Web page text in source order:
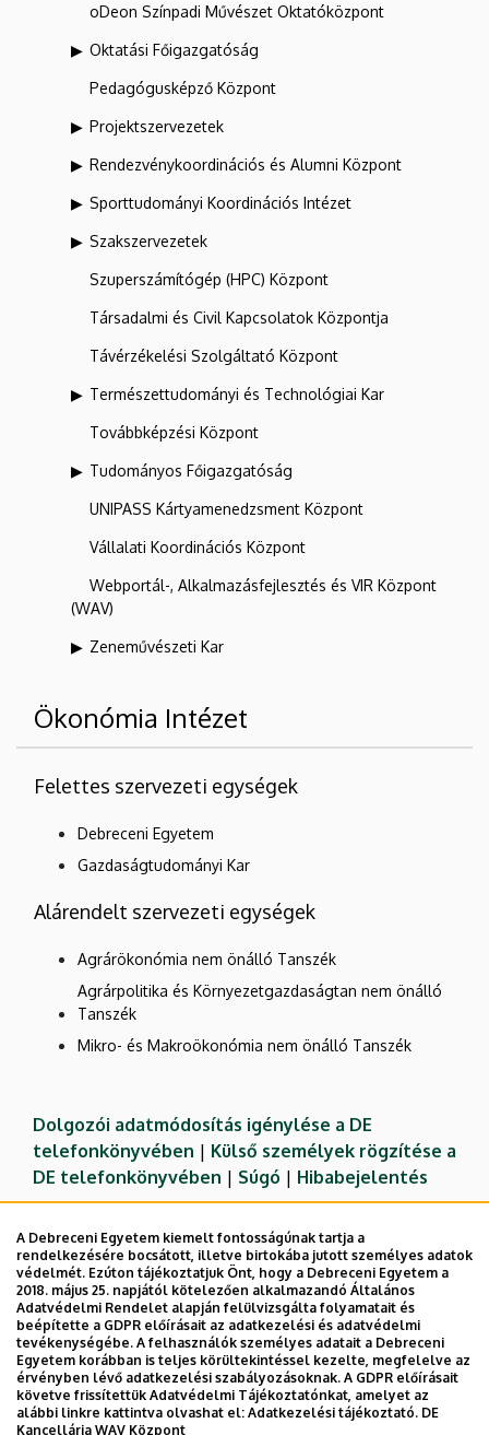
oDeon Színpadi Művészet Oktatóközpont
Oktatási Főigazgatóság
Pedagógusképző Központ
Projektszervezetek
Rendezvénykoordinációs és Alumni Központ
Sporttudományi Koordinációs Intézet
Szakszervezetek
Szuperszámítógép (HPC) Központ
Társadalmi és Civil Kapcsolatok Központja
Távérzékelési Szolgáltató Központ
Természettudományi és Technológiai Kar
Továbbképzési Központ
Tudományos Főigazgatóság
UNIPASS Kártyamenedzsment Központ
Vállalati Koordinációs Központ
Webportál-, Alkalmazásfejlesztés és VIR Központ
(WAV)
Zeneművészeti Kar
Ökonómia Intézet
Felettes szervezeti egységek
Debreceni Egyetem
Gazdaságtudományi Kar
Alárendelt szervezeti egységek
Agrárökonómia nem önálló Tanszék
Agrárpolitika és Környezetgazdaságtan nem önálló
Tanszék
Mikro- és Makroökonómia nem önálló Tanszék
Dolgozói adatmódosítás igénylése a DE
telefonkönyvében | Külső személyek rögzítése a
DE telefonkönyvében | Súgó | Hibabejelentés
Adatvédelem
Adatvédelem
A Debreceni Egyetem kiemelt fontosságúnak tartja a
rendelkezésére bocsátott, illetve birtokába jutott személyes adatok
védelmét. Ezúton tájékoztatjuk Önt, hogy a Debreceni Egyetem a
2018. május 25. napjától kötelezően alkalmazandó Általános
Adatvédelmi Rendelet alapján felülvizsgálta folyamatait és
beépítette a GDPR előírásait az adatkezelési és adatvédelmi
tevékenységébe. A felhasználók személyes adatait a Debreceni
Egyetem korábban is teljes körültekintéssel kezelte, megfelelve az
érvényben lévő adatkezelési szabályozásoknak. A GDPR előírásait
követve frissítettük Adatvédelmi Tájékoztatónkat, amelyet az
alábbi linkre kattintva olvashat el: Adatkezelési tájékoztató. DE
Kancellária WAV Központ